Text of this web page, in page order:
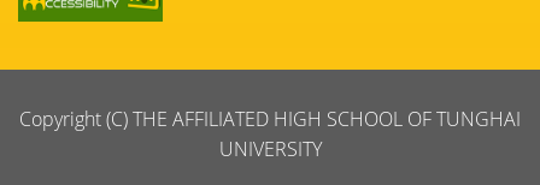
Copyright (C) THE AFFILIATED HIGH SCHOOL OF TUNGHAI
UNIVERSITY